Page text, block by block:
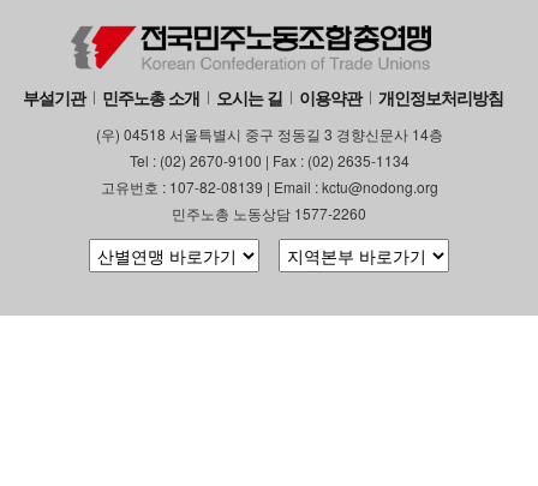
부설기관 민주노총 소개 오시는 길 이용약관 개인정보처리방침
(우) 04518 서울특별시 중구 정동길 3 경향신문사 14층
Tel : (02) 2670-9100 | Fax : (02) 2635-1134
고유번호 : 107-82-08139 | Email : kctu@nodong.org
민주노총 노동상담 1577-2260